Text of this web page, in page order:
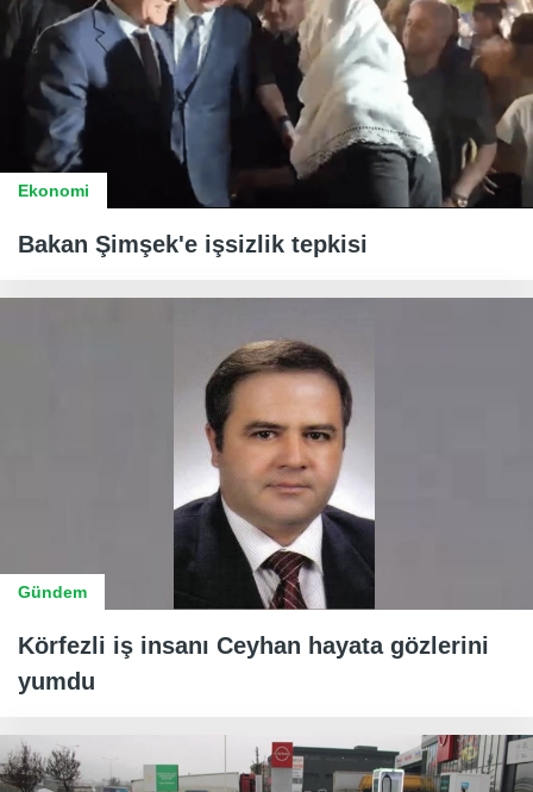
Ekonomi
Bakan Şimşek'e işsizlik tepkisi
Gündem
Körfezli iş insanı Ceyhan hayata gözlerini
yumdu